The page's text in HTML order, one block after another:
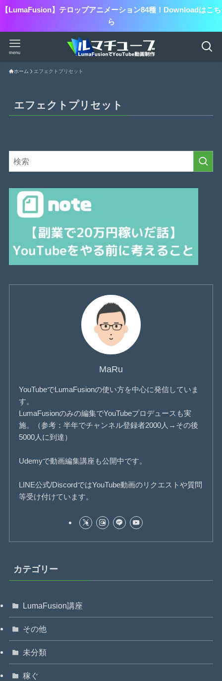
【LumaFusion】テロップアニメーション84種！Downloadはこち
ら
menu
ホーム エフェクトプリセット
エフェクトプリセット
MaRu
YouTubeでLumaFusionの使い方を中心に発信していま
す。
LumaFusionのみの編集でYouTubeプロデュースも実
施。（参考：半年でチャンネル登録者2000人→その後
5000人に到達）
Udemyで動画編集講座も公開中です。
LINE公式/DiscordではYouTube動画のリクエストや質問
等受け付けています。
カテゴリー
LumaFusion講座
その他
未分類
稼ぐ